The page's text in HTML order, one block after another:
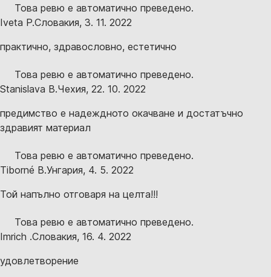
Това ревю е автоматично преведено.
Iveta P.Словакия, 3. 11. 2022
практично, здравословно, естетично
Това ревю е автоматично преведено.
Stanislava B.Чехия, 22. 10. 2022
предимство е надеждното окачване и достатъчно
здравият материал
Това ревю е автоматично преведено.
Tiborné B.Унгария, 4. 5. 2022
Той напълно отговаря на целта!!!
Това ревю е автоматично преведено.
Imrich .Словакия, 16. 4. 2022
удовлетворение